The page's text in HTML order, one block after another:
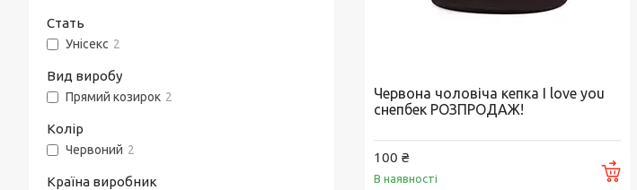
Червона чоловіча кепка I love you
снепбек РОЗПРОДАЖ!
100 ₴
В наявності
Стать
Унісекс 2
Вид виробу
Прямий козирок 2
Колір
Червоний 2
Країна виробник